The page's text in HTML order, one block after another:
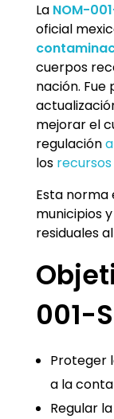
La NOM-
oficial
cuerpos
nación. Fue
mejorar el
regulación
los
Esta norma
municipios
residuales
001-
Proteger
a la
Regular